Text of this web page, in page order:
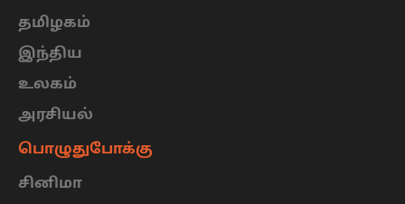
தமிழகம்
இந்திய
உலகம்
அரசியல்
பொழுதுபோக்கு
சினிமா